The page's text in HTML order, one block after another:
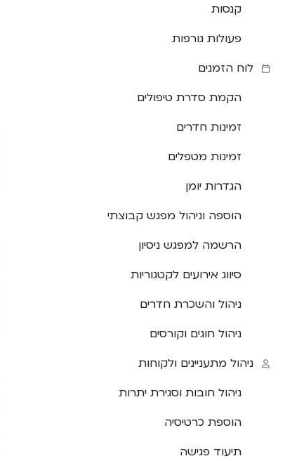
קנסות
פעולות גורפות
לוח הזמנים
הקמת סדרת טיפולים
זמינות חדרים
זמינות מטפלים
הגדרות יומן
הוספה וניהול מפגש קבוצתי
הרשמה למפגש ניסיון
סיווג אירועים לקטגוריות
ניהול והשכרת חדרים
ניהול חוגים וקורסים
ניהול מתעניינים ולקוחות
ניהול חובות וסגירת יתרות
הוספת כרטיסיה
תיעוד פגישה